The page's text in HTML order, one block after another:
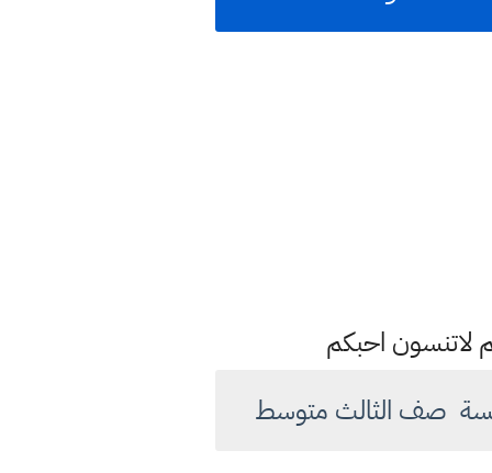
لاتنسون احبكم